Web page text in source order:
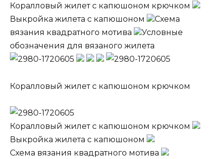
Коралловый жилет с капюшоном крючком
Выкройка жилета с капюшоном
Схема
вязания квадратного мотива
Условные
обозначения для вязаного жилета
Коралловый жилет с капюшоном крючком
Коралловый жилет с капюшоном крючком
Выкройка жилета с капюшоном
Схема вязания квадратного мотива